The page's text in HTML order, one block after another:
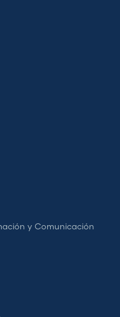
y Comunicación